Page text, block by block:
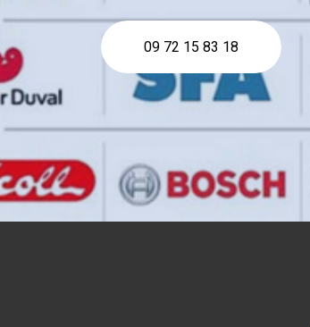
09 72 15 83 18